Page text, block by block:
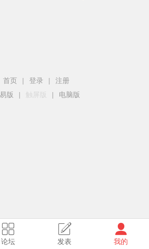
首页 | 登录 |
注册
版
| 触屏版 | 电脑版
论坛 发表 我的